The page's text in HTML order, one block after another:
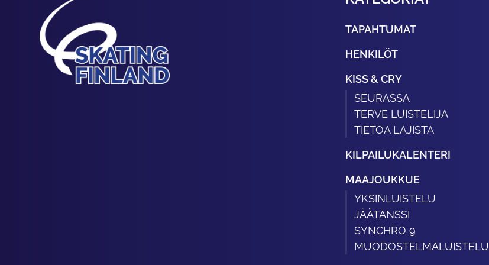
TAPAHTUMAT
HENKILÖT
KISS & CRY
SEURASSA
TERVE LUISTELIJA
TIETOA LAJISTA
KILPAILUKALENTERI
MAAJOUKKUE
YKSINLUISTELU
JÄÄTANSSI
SYNCHRO 9
MUODOSTELMALUISTELU